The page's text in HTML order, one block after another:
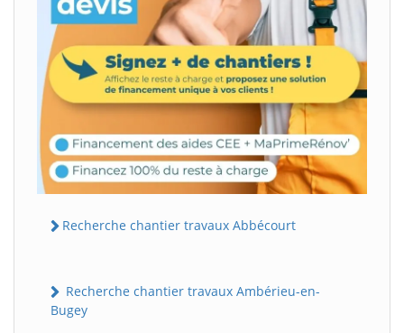
Recherche chantier travaux Abbécourt
Recherche chantier travaux Ambérieu-en-
Bugey